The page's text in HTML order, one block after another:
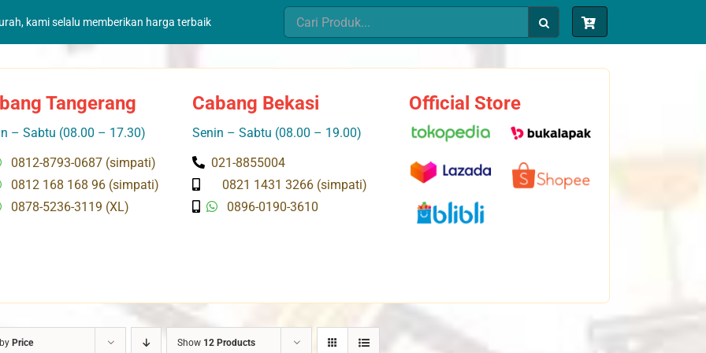
kami selalu memberikan harga terbaik
Search
for:
Tangerang
– Sabtu (08.00 – 17.30)
0812-8793-0687 (simpati)
0812 168 168 96 (simpati)
0878-5236-3119 (XL)
Cabang Bekasi
Senin – Sabtu (08.00 – 19.00)
021-8855004
0821 1431 3266 (simpati)
0896-0190-3610
Official Store
Price Show 12 Products